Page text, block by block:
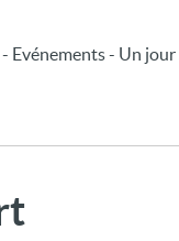
Evénements - Un